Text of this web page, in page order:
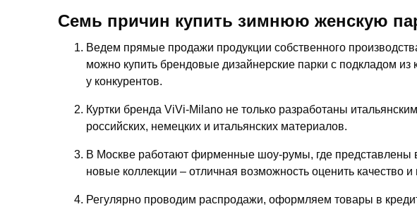
Семь причин купить зимнюю женскую
Ведем прямые продажи продукции собственного
можно купить брендовые дизайнерские парки с подкладом
у конкурентов.
Куртки бренда ViVi-Milano не только разработаны
российских, немецких и итальянских материалов.
В Москве работают фирменные шоу-румы, где представлены
новые коллекции – отличная возможность оценить качество
Регулярно проводим распродажи, оформляем товары в